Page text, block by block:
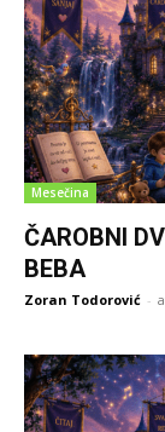
Mesečina
ČAROBNI
BEBA
Zoran Todorović -